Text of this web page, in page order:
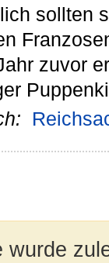
sollten
zuvor
wurde